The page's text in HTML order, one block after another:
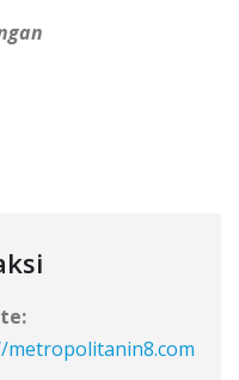
metropolitanin8.com